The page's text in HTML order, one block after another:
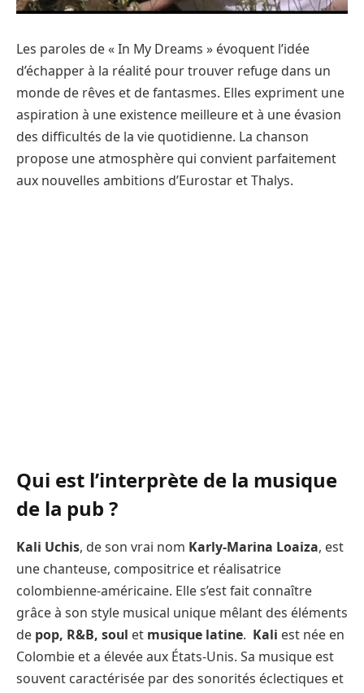
Les paroles de « In My Dreams » évoquent l’idée
d’échapper à la réalité pour trouver refuge dans un
monde de rêves et de fantasmes. Elles expriment une
aspiration à une existence meilleure et à une évasion
des difficultés de la vie quotidienne. La chanson
propose une atmosphère qui convient parfaitement
aux nouvelles ambitions d’Eurostar et Thalys.
Qui est l’interprète de la musique
de la pub ?
Kali Uchis, de son vrai nom Karly-Marina Loaiza, est
une chanteuse, compositrice et réalisatrice
colombienne-américaine. Elle s’est fait connaître
grâce à son style musical unique mêlant des éléments
de pop, R&B, soul et musique latine. Kali est née en
Colombie et a élevée aux États-Unis. Sa musique est
souvent caractérisée par des sonorités éclectiques et